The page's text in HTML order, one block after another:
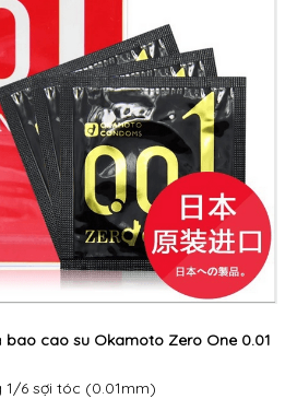
bao cao su Okamoto Zero One 0.01
1/6 sợi tóc (0.01mm)